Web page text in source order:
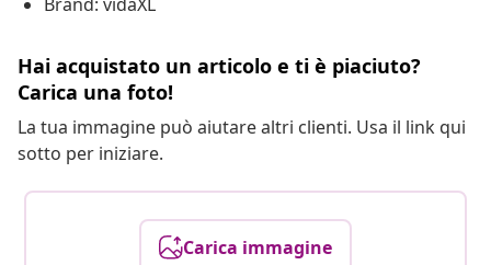
Hai acquistato un articolo e ti è piaciuto?
Carica una foto!
La tua immagine può aiutare altri clienti. Usa il link qui
sotto per iniziare.
Carica immagine